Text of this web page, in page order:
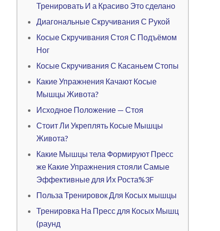
Тренировать И а Красиво Это сделано
Диагональные Скручивания С Рукой
Косые Скручивания Стоя С Подъёмом
Ног
Косые Скручивания С Касаньем Стопы
Какие Упражнения Качают Косые
Мышцы Живота?
Исходное Положение — Стоя
Стоит Ли Укреплять Косые Мышцы
Живота?
Какие Мышцы тела Формируют Пресс
же Какие Упражнения стояли Самые
Эффективные для Их Роста%3F
Польза Тренировок Для Косых мышцы
Тренировка На Пресс для Косых Мышц
(раунд